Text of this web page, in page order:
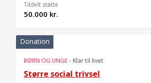
Tildelt støtte
50.000 kr.
Donation
BØRN OG UNGE - Klar til livet
Større social trivsel